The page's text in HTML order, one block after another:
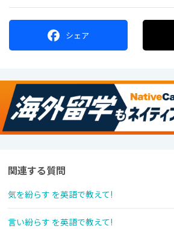
シェア
関連する質問
気を紛らす を英語で教えて!
言い紛らす を英語で教えて!